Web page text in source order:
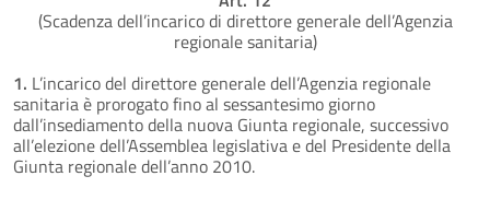
(Scadenza dell’incarico di direttore generale dell’Agenzia
regionale sanitaria)
1. L’incarico del direttore generale dell’Agenzia regionale
sanitaria è prorogato fino al sessantesimo giorno
dall’insediamento della nuova Giunta regionale, successivo
all’elezione dell’Assemblea legislativa e del Presidente della
Giunta regionale dell’anno 2010.